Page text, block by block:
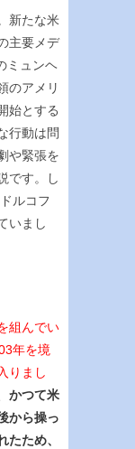
新たな米
主要メデ
ミュンヘ
のアメリ
始とする
行動は問
や緊張を
です。し
ルコフ
いまし
組んでい
年を境
りまし
かつて米
から操っ
たため、